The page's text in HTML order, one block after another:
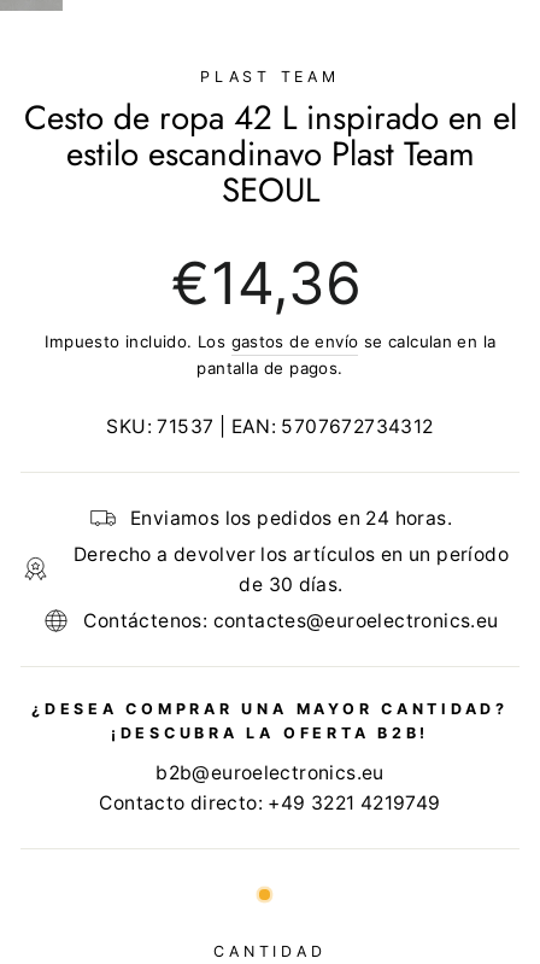
PLAST TEAM
Cesto de ropa 42 L inspirado en el
estilo escandinavo Plast Team
SEOUL
regular
€14,36
Impuesto incluido. Los gastos de envío se calculan en la
pantalla de pagos.
SKU:71537 | EAN: 5707672734312
Enviamos los pedidos en 24 horas.
Derecho a devolver los artículos en un período
de 30 días.
Contáctenos: contactes@euroelectronics.eu
¿DESEA COMPRAR UNA MAYOR CANTIDAD?
¡DESCUBRA LA OFERTA B2B!
b2b@euroelectronics.eu
Contacto directo: +49 3221 4219749
CANTIDAD